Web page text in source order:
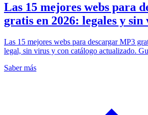
Las 15 mejores webs para
gratis en 2026: legales y sin
Las 15 mejores webs para descargar MP3
legal, sin virus y con catálogo actualizado.
Saber más